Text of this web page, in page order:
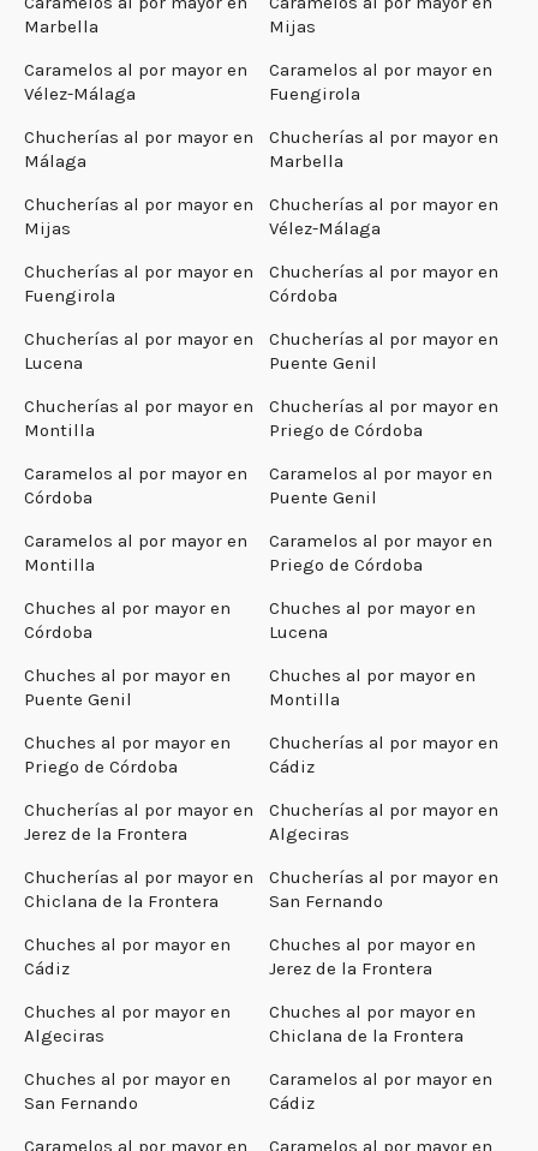
Marbella
Mijas
Caramelos al por mayor en
Vélez-Málaga
Caramelos al por mayor en
Fuengirola
Chucherías al por mayor en
Málaga
Chucherías al por mayor en
Marbella
Chucherías al por mayor en
Mijas
Chucherías al por mayor en
Vélez-Málaga
Chucherías al por mayor en
Fuengirola
Chucherías al por mayor en
Córdoba
Chucherías al por mayor en
Lucena
Chucherías al por mayor en
Puente Genil
Chucherías al por mayor en
Montilla
Chucherías al por mayor en
Priego de Córdoba
Caramelos al por mayor en
Córdoba
Caramelos al por mayor en
Puente Genil
Caramelos al por mayor en
Montilla
Caramelos al por mayor en
Priego de Córdoba
Chuches al por mayor en
Córdoba
Chuches al por mayor en
Lucena
Chuches al por mayor en
Puente Genil
Chuches al por mayor en
Montilla
Chuches al por mayor en
Priego de Córdoba
Chucherías al por mayor en
Cádiz
Chucherías al por mayor en
Jerez de la Frontera
Chucherías al por mayor en
Algeciras
Chucherías al por mayor en
Chiclana de la Frontera
Chucherías al por mayor en
San Fernando
Chuches al por mayor en
Cádiz
Chuches al por mayor en
Jerez de la Frontera
Chuches al por mayor en
Algeciras
Chuches al por mayor en
Chiclana de la Frontera
Chuches al por mayor en
San Fernando
Caramelos al por mayor en
Cádiz
Caramelos al por mayor en
Caramelos al por mayor en